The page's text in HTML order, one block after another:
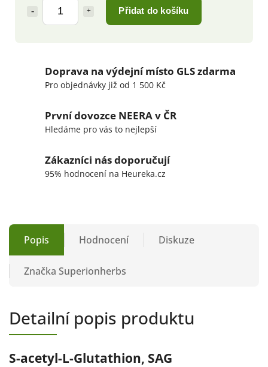
Přidat do košíku
Doprava na výdejní místo GLS zdarma
Pro objednávky již od 1 500 Kč
První dovozce NEERA v ČR
Hledáme pro vás to nejlepší
Zákazníci nás doporučují
95% hodnocení na Heureka.cz
Popis Hodnocení Diskuze
Značka Superionherbs
Detailní popis produktu
S-acetyl-L-Glutathion, SAG